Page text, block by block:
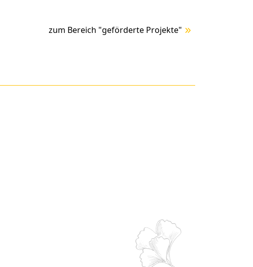
zum Bereich "geförderte Projekte"